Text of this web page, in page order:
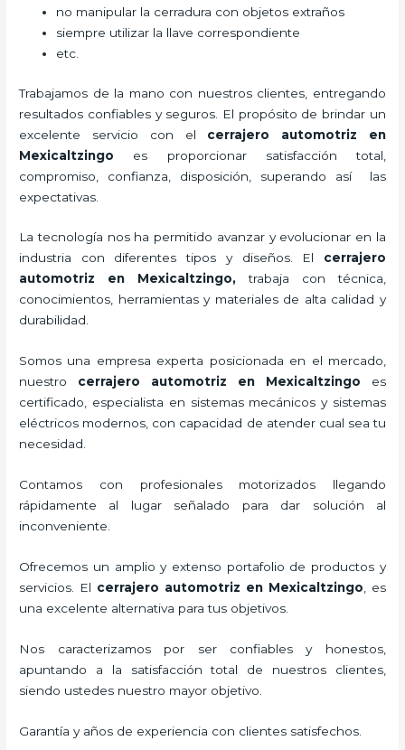
no manipular la cerradura con objetos extraños
siempre utilizar la llave correspondiente
etc.
Trabajamos de la mano con nuestros clientes, entregando
resultados confiables y seguros. El propósito de brindar un
excelente servicio con el cerrajero automotriz en
Mexicaltzingo es proporcionar satisfacción total,
compromiso, confianza, disposición, superando así las
expectativas.
La tecnología nos ha permitido avanzar y evolucionar en la
industria con diferentes tipos y diseños. El cerrajero
automotriz en Mexicaltzingo,trabaja con técnica,
conocimientos, herramientas y materiales de alta calidad y
durabilidad.
Somos una empresa experta posicionada en el mercado,
nuestro cerrajero automotriz en Mexicaltzingo es
certificado, especialista en sistemas mecánicos y sistemas
eléctricos modernos, con capacidad de atender cual sea tu
necesidad.
Contamos con profesionales motorizados llegando
rápidamente al lugar señalado para dar solución al
inconveniente.
Ofrecemos un amplio y extenso portafolio de productos y
servicios. El cerrajero automotriz en Mexicaltzingo , es
una excelente alternativa para tus objetivos.
Nos caracterizamos por ser confiables y honestos,
apuntando a la satisfacción total de nuestros clientes,
siendo ustedes nuestro mayor objetivo.
Garantía y años de experiencia con clientes satisfechos.